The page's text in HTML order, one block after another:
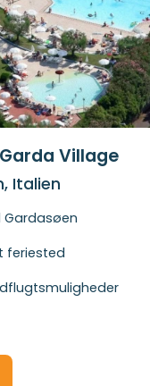
Village
Italien
Gardasøen
feriested